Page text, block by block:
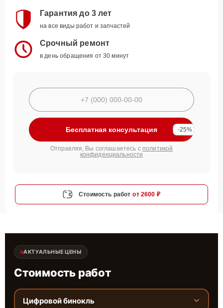
Гарантия до 3 лет
на все виды работ и запчастей
Срочный ремонт
в день обращения от 30 минут
Бесплатная консультация -25%
Отправляя, Вы соглашаетесь с политикой
конфиденциальности
Стоимость работ от 2600 ₽
АКТУАЛЬНЫЕ ЦЕНЫ
Стоимость работ
Цифровой бинокль